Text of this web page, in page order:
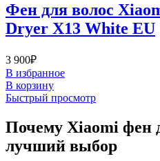
Фен для волос
Dryer X13 White EU
3 900₽
В избранное
В корзину
Быстрый просмотр
Почему Xiaomi фен
лучший выбор